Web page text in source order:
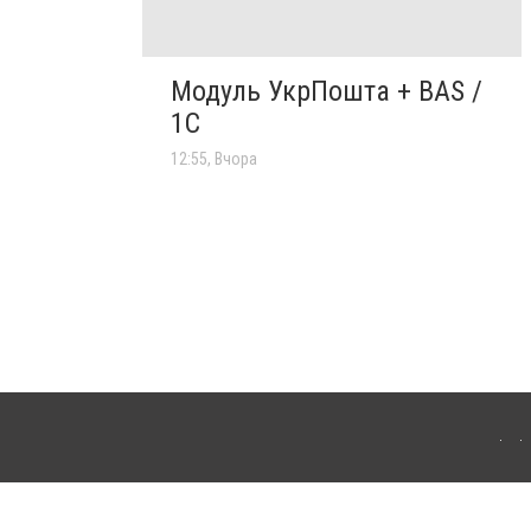
Модуль УкрПошта + BAS /
1C
12:55, Вчора